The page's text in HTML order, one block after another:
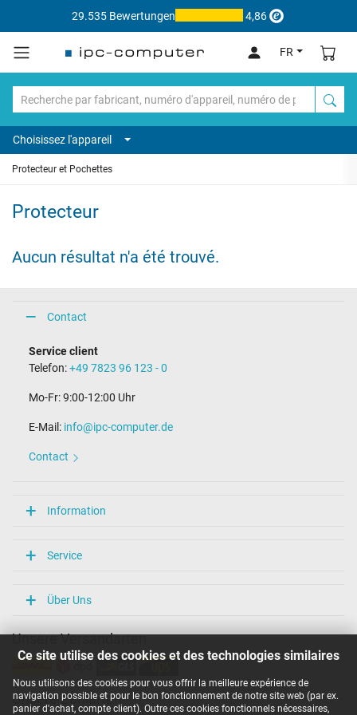
Ce site utilise des cookies et des technologies similaires
Nous utilisons des cookies pour vous offrir la meilleure expérience de
navigation possible et pour le bon fonctionnement de notre site web (par ex.
panier d'achat, compte client). Outre ces cookies fonctionnels nécessaires,
29.535 Bewertungen 4,86
FR
Choisissez l'appareil
Protecteur et Pochettes
Protecteur
Aucun résultat n'a été trouvé.
Contact
Service client
Telefon:+49 7823 96 123 - 0
Mo-Fr: 9:00-12:00 Uhr
E-Mail: info@ipc-computer.de
Contact
Information
Service
Über Uns
Unsere Versandarten
Unsere Zahlarten